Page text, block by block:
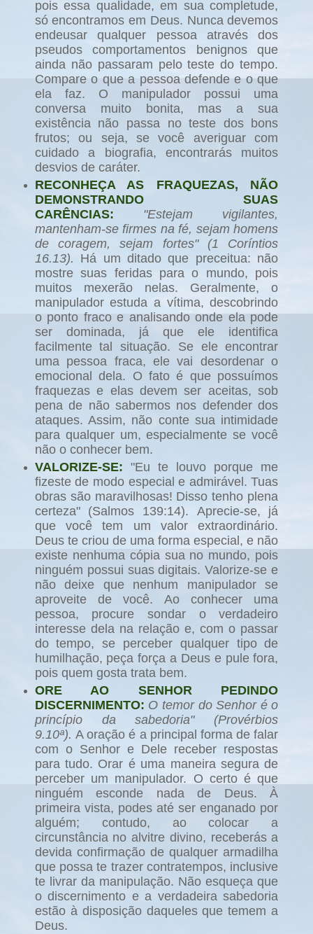
pois essa qualidade, em sua completude,
só encontramos em Deus. Nunca devemos
endeusar qualquer pessoa através dos
pseudos comportamentos benignos que
ainda não passaram pelo teste do tempo.
Compare o que a pessoa defende e o que
ela faz. O manipulador possui uma
conversa muito bonita, mas a sua
existência não passa no teste dos bons
frutos; ou seja, se você averiguar com
cuidado a biografia, encontrarás muitos
desvios de caráter.
RECONHEÇA AS FRAQUEZAS, NÃO
DEMONSTRANDO SUAS
CARÊNCIAS:
"Estejam vigilantes,
mantenham-se firmes na fé, sejam homens
de coragem, sejam fortes" (1 Coríntios
16.13). Há um ditado que preceitua: não
mostre suas feridas para o mundo, pois
muitos mexerão nelas. Geralmente, o
manipulador estuda a vítima, descobrindo
o ponto fraco e analisando onde ela pode
ser dominada, já que ele identifica
facilmente tal situação. Se ele encontrar
uma pessoa fraca, ele vai desordenar o
emocional dela. O fato é que possuímos
fraquezas e elas devem ser aceitas, sob
pena de não sabermos nos defender dos
ataques. Assim, não conte sua intimidade
para qualquer um, especialmente se você
não o conhecer bem.
VALORIZE-SE: "Eu te louvo porque me
fizeste de modo especial e admirável. Tuas
obras são maravilhosas! Disso tenho plena
certeza" (Salmos 139:14). Aprecie-se, já
que você tem um valor extraordinário.
Deus te criou de uma forma especial, e não
existe nenhuma cópia sua no mundo, pois
ninguém possui suas digitais. Valorize-se e
não deixe que nenhum manipulador se
aproveite de você. Ao conhecer uma
pessoa, procure sondar o verdadeiro
interesse dela na relação e, com o passar
do tempo, se perceber qualquer tipo de
humilhação, peça força a Deus e pule fora,
pois quem gosta trata bem.
ORE AO SENHOR PEDINDO
DISCERNIMENTO: O temor do Senhor é o
princípio da sabedoria" (Provérbios
9.10ª). A oração é a principal forma de falar
com o Senhor e Dele receber respostas
para tudo. Orar é uma maneira segura de
perceber um manipulador. O certo é que
ninguém esconde nada de Deus. À
primeira vista, podes até ser enganado por
alguém; contudo, ao colocar a
circunstância no alvitre divino, receberás a
devida confirmação de qualquer armadilha
que possa te trazer contratempos, inclusive
te livrar da manipulação. Não esqueça que
o discernimento e a verdadeira sabedoria
estão à disposição daqueles que temem a
Deus.